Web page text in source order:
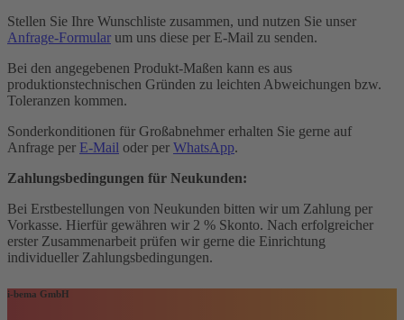
Stellen Sie Ihre Wunschliste zusammen, und nutzen Sie unser
Anfrage-Formular um uns diese per E-Mail zu senden.
Bei den angegebenen Produkt-Maßen kann es aus
produktionstechnischen Gründen zu leichten Abweichungen bzw.
Toleranzen kommen.
Sonderkonditionen für Großabnehmer erhalten Sie gerne auf
Anfrage per E-Mail oder per WhatsApp.
Zahlungsbedingungen für Neukunden:
Bei Erstbestellungen von Neukunden bitten wir um Zahlung per
Vorkasse. Hierfür gewähren wir 2 % Skonto. Nach erfolgreicher
erster Zusammenarbeit prüfen wir gerne die Einrichtung
individueller Zahlungsbedingungen.
i-bema GmbH